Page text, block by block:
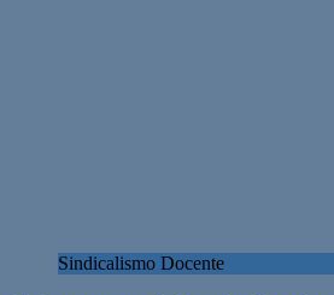
Sindicalismo Docente